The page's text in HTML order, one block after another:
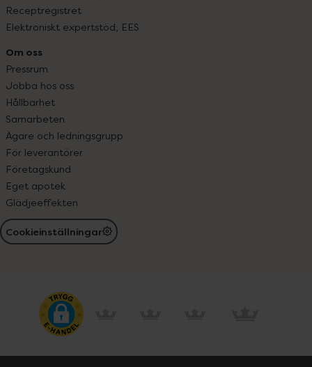
Receptregistret
Elektroniskt expertstöd, EES
Om oss
Pressrum
Jobba hos oss
Hållbarhet
Samarbeten
Ägare och ledningsgrupp
För leverantörer
Företagskund
Eget apotek
Glädjeeffekten
Cookieinställningar